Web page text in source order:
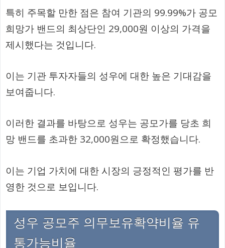
특히 주목할 만한 점은 참여 기관의 99.99%가 공모
희망가 밴드의 최상단인 29,000원 이상의 가격을
제시했다는 것입니다.
이는 기관 투자자들의 성우에 대한 높은 기대감을
보여줍니다.
이러한 결과를 바탕으로 성우는 공모가를 당초 희
망 밴드를 초과한 32,000원으로 확정했습니다.
이는 기업 가치에 대한 시장의 긍정적인 평가를 반
영한 것으로 보입니다.
성우 공모주 의무보유확약비율 유
통가능비율